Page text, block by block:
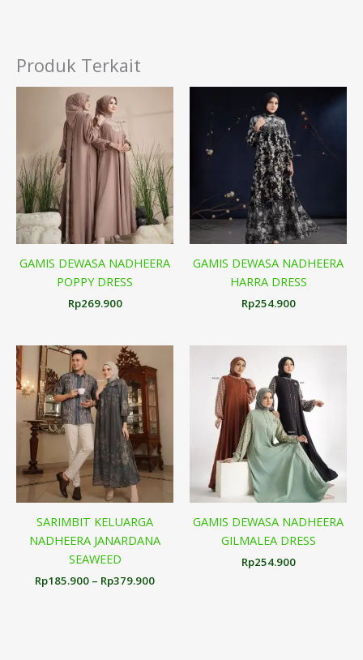
Produk Terkait
GAMIS DEWASA NADHEERA
POPPY DRESS
Rp269.900
GAMIS DEWASA NADHEERA
HARRA DRESS
Rp254.900
SARIMBIT KELUARGA
NADHEERA JANARDANA
SEAWEED
Rp185.900 – Rp379.900
harga:
Rp185.900
hingga
Rp379.900
GAMIS DEWASA NADHEERA
GILMALEA DRESS
Rp254.900